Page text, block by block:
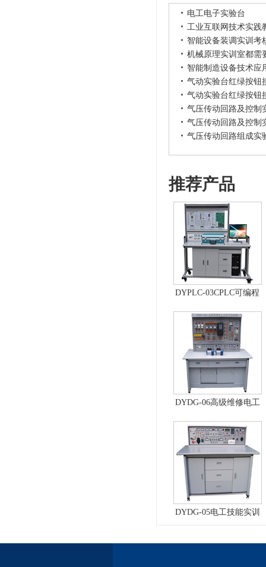
电工电子实验台
工业互联网技术实践
智能设备装调实训考
机械原理实训室都需
智能制造设备技术应
气动实验台红绿按钮
气动实验台红绿按钮
气压传动回路及控制
气压传动回路及控制
气压传动回路组成实
推荐产品
DYPLC-03CPLC可编程
统、自动控制原理综合
实验台
DYDG-06高级维修电工
型）
DYDG-05电工技能实训